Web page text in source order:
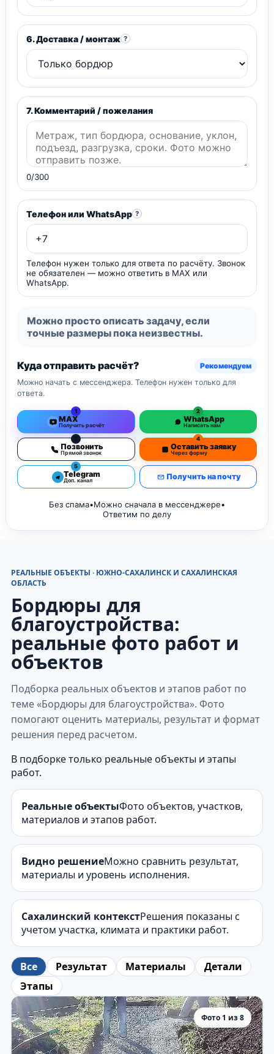
6. Доставка / монтаж ?
7. Комментарий / пожелания
0/300
Телефон или WhatsApp ?
Телефон нужен только для ответа по расчёту. Звонок
не обязателен — можно ответить в MAX или
WhatsApp.
Можно просто описать задачу, если
точные размеры пока неизвестны.
Куда отправить расчёт?
Рекомендуем
Можно начать с мессенджера. Телефон нужен только для
ответа.
1
MAX
Получить расчёт
2
WhatsApp
Написать нам
3
Позвонить
Прямой звонок
4
Оставить заявку
Через форму
5
Telegram
Доп. канал Получить на почту
Без спама•Можно сначала в мессенджере•
Ответим по делу
РЕАЛЬНЫЕ ОБЪЕКТЫ · ЮЖНО-САХАЛИНСК И САХАЛИНСКАЯ
ОБЛАСТЬ
Бордюры для
благоустройства:
реальные фото работ и
объектов
Подборка реальных объектов и этапов работ по
теме «Бордюры для благоустройства». Фото
помогают оценить материалы, результат и формат
решения перед расчетом.
В подборке только реальные объекты и этапы
работ.
Реальные объектыФото объектов, участков,
материалов и этапов работ.
Видно решениеМожно сравнить результат,
материалы и уровень исполнения.
Сахалинский контекстРешения показаны с
учетом участка, климата и практики работ.
Все Результат Материалы
Детали
Этапы
Фото 1 из 8